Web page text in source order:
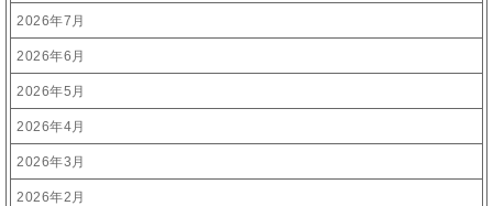
2026年7月
2026年6月
2026年5月
2026年4月
2026年3月
2026年2月